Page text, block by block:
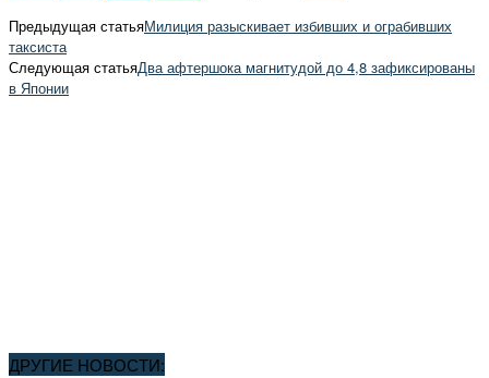
Предыдущая статьяМилиция разыскивает избивших и ограбивших
таксиста
Следующая статьяДва афтершока магнитудой до 4,8 зафиксированы
в Японии
ДРУГИЕ НОВОСТИ: